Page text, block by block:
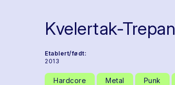
Kvelertak-Trepan
Etablert/født:
2013
Hardcore Metal Punk